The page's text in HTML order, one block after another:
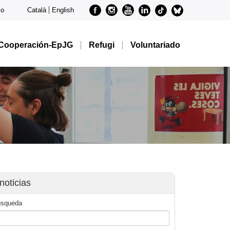
Català English Facebook
Instagram
Youtube
Linkedin
metode-
metode-
EpJG Refugi Voluntariado